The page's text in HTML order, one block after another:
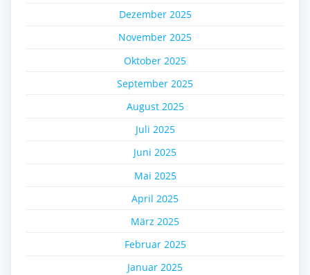
Dezember 2025
November 2025
Oktober 2025
September 2025
August 2025
Juli 2025
Juni 2025
Mai 2025
April 2025
März 2025
Februar 2025
Januar 2025